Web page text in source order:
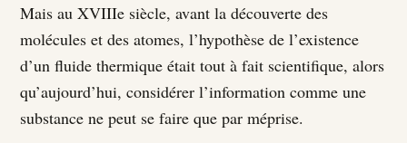
Mais au XVIIIe siècle, avant la découverte des
molécules et des atomes, l’hypothèse de l’existence
d’un fluide thermique était tout à fait scientifique, alors
qu’aujourd’hui, considérer l’information comme une
substance ne peut se faire que par méprise.